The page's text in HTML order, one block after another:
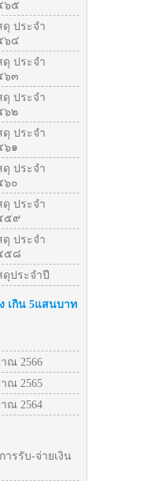
๖๕
ประจำ
๖๔
ประจำ
๖๓
ประจำ
๖๒
ประจำ
๖๑
ประจำ
๖๐
ประจำ
๕๙
ประจำ
๕๘
ประจำปี
เกิน 5แสนบาท
ณ 2566
ณ 2565
ณ 2564
ารรับ-จ่ายเงิน